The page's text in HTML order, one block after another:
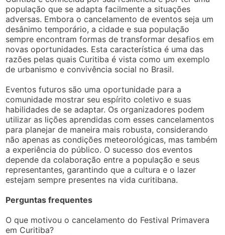
população que se adapta facilmente a situações
adversas. Embora o cancelamento de eventos seja um
desânimo temporário, a cidade e sua população
sempre encontram formas de transformar desafios em
novas oportunidades. Esta característica é uma das
razões pelas quais Curitiba é vista como um exemplo
de urbanismo e convivência social no Brasil.
Eventos futuros são uma oportunidade para a
comunidade mostrar seu espírito coletivo e suas
habilidades de se adaptar. Os organizadores podem
utilizar as lições aprendidas com esses cancelamentos
para planejar de maneira mais robusta, considerando
não apenas as condições meteorológicas, mas também
a experiência do público. O sucesso dos eventos
depende da colaboração entre a população e seus
representantes, garantindo que a cultura e o lazer
estejam sempre presentes na vida curitibana.
Perguntas frequentes
O que motivou o cancelamento do Festival Primavera
em Curitiba?